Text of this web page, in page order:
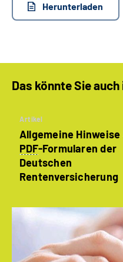
Herunterladen
Das könnte Sie
Artikel
Allgemeine Hinweise
PDF-Formularen der
Deutschen
Rentenversicherung